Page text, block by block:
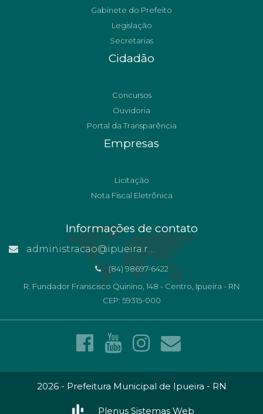
Gabinete do Prefeito
Legislação
Secretarias
Cidadão
Concursos
Ouvidoria
Portal da Transparência
Empresas
Licitação
Nota Fiscal Eletrônica
Informações de contato
administracao@ipueira.rn.gov.br
(84) 98697-6422
R. Fundador Franscisco Quinino, 148 - Centro, Ipueira - RN
CEP: 59315-000
2026 - Prefeitura Municipal de Ipueira - RN
Plenus Sistemas Web